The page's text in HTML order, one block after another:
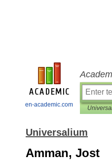
en-academic.com
Universalium
Amman, Jost